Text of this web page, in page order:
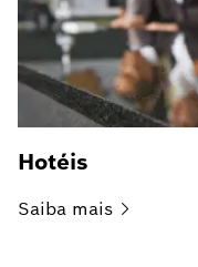
Hotéis
Saiba mais